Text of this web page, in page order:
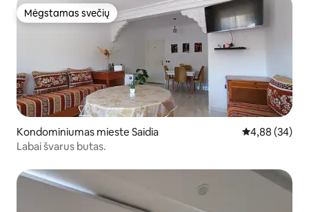
Mėgstamas svečių
Mėgstamas svečių
Kondominiumas mieste Saidia Vidutinis
4,88 (34)
Labai švarus butas.